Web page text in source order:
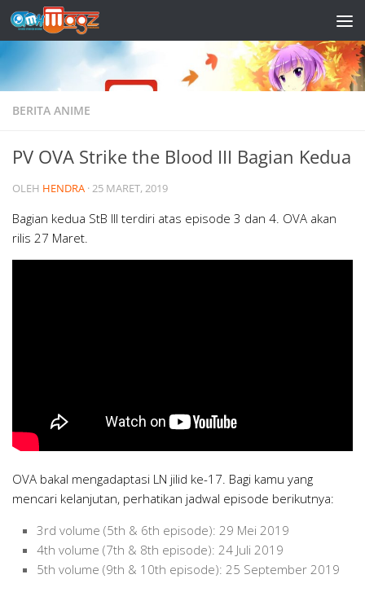
Skip to content
BERITA ANIME
PV OVA Strike the Blood III Bagian Kedua
OLEH HENDRA ·25 MARET, 2019
Bagian kedua StB III terdiri atas episode 3 dan 4. OVA akan
rilis 27 Maret.
OVA bakal mengadaptasi LN jilid ke-17. Bagi kamu yang
mencari kelanjutan, perhatikan jadwal episode berikutnya:
3rd volume (5th & 6th episode): 29 Mei 2019
4th volume (7th & 8th episode): 24 Juli 2019
5th volume (9th & 10th episode): 25 September 2019